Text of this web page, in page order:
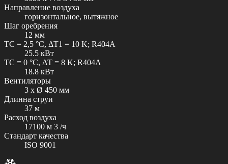
Направление воздуха
горизонтальное, вытяжное
Шаг оребрения
12 мм
TC = 2,5 °C, ΔT1 = 10 K; R404A
25.5 кВт
TC = 0 °C, ΔT = 8 K; R404A
18.8 кВт
Вентиляторы
3 x Ø 450 мм
Длинна струи
37 м
Расход воздуха
17100 м 3 /ч
Стандарт качества
ISO 9001